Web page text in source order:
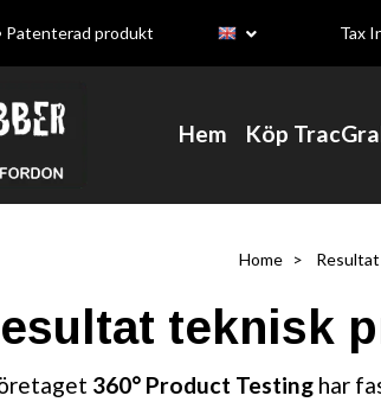
Patenterad produkt Tax
Hem Köp
Home
teknisk
360° Product Testing har